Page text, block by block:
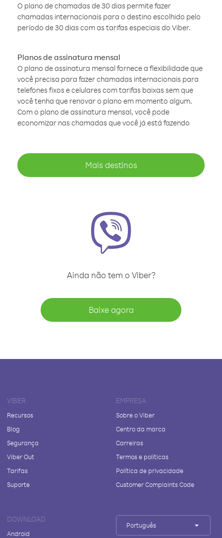
O plano de chamadas de 30 dias permite fazer
chamadas internacionais para o destino escolhido pelo
período de 30 dias com as tarifas especiais do Viber.
Planos de assinatura mensal
O plano de assinatura mensal fornece a flexibilidade que
você precisa para fazer chamadas internacionais para
telefones fixos e celulares com tarifas baixas sem que
você tenha que renovar o plano em momento algum.
Com o plano de assinatura mensal, você pode
economizar nas chamadas que você já está fazendo
Mais destinos
Ainda não tem o Viber?
Baixe agora
VIBER
Recursos
Blog
Segurança
Viber Out
Tarifas
Suporte
EMPRESA
Sobre o Viber
Centro da marca
Carreiras
Termos e políticas
Política de privacidade
Customer Complaints Code
DOWNLOAD
Android
Português